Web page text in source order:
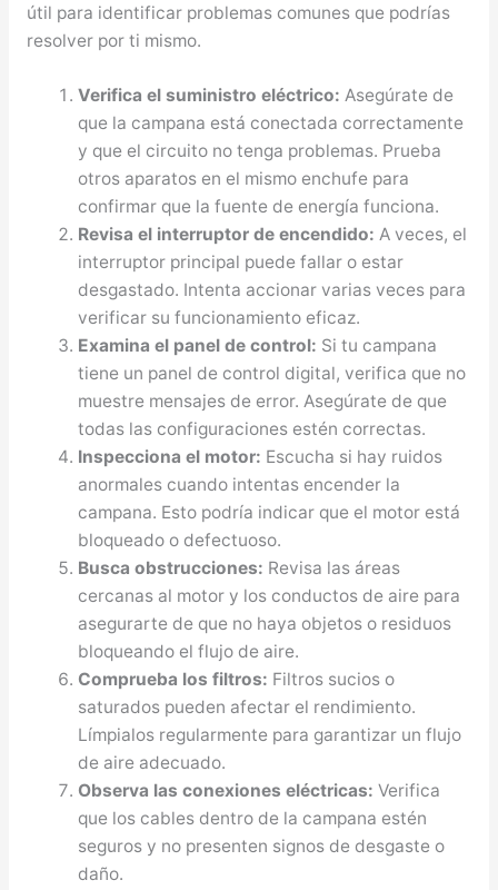
útil para identificar problemas comunes que podrías
resolver por ti mismo.
Verifica el suministro eléctrico: Asegúrate de
que la campana está conectada correctamente
y que el circuito no tenga problemas. Prueba
otros aparatos en el mismo enchufe para
confirmar que la fuente de energía funciona.
Revisa el interruptor de encendido: A veces, el
interruptor principal puede fallar o estar
desgastado. Intenta accionar varias veces para
verificar su funcionamiento eficaz.
Examina el panel de control: Si tu campana
tiene un panel de control digital, verifica que no
muestre mensajes de error. Asegúrate de que
todas las configuraciones estén correctas.
Inspecciona el motor: Escucha si hay ruidos
anormales cuando intentas encender la
campana. Esto podría indicar que el motor está
bloqueado o defectuoso.
Busca obstrucciones: Revisa las áreas
cercanas al motor y los conductos de aire para
asegurarte de que no haya objetos o residuos
bloqueando el flujo de aire.
Comprueba los filtros: Filtros sucios o
saturados pueden afectar el rendimiento.
Límpialos regularmente para garantizar un flujo
de aire adecuado.
Observa las conexiones eléctricas: Verifica
que los cables dentro de la campana estén
seguros y no presenten signos de desgaste o
daño.